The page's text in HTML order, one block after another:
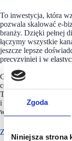
Zgoda
Niniejsza strona
To inwestycja, która
pozwala skalować e-
branży. Dzięki pełnej
łączymy wszystkie
jeszcze lepsze
precyzyjniej i w
Centrum spełnia
certyfikat BREEAM
To ważny krok w
i potwierdzenie, że
w handlu mogą
Z francuskimi